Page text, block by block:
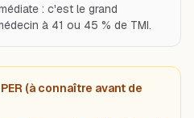
: c'est le grand
à 41 ou 45 % de TMI.
(à connaître avant de